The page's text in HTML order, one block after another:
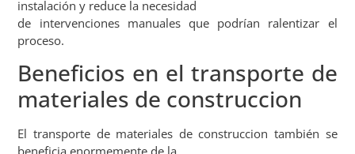
instalación y reduce la necesidad
de intervenciones manuales que podrían ralentizar el
proceso.
Beneficios en el transporte de
materiales de construccion
El transporte de materiales de construccion también se